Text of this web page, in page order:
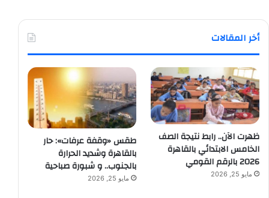
أخر المقالات
ظهرت الآن.. رابط نتيجة الصف
الخامس الابتدائي بالقاهرة
2026 بالرقم القومي
مايو 25, 2026
طقس «وقفة عرفات»: حار
بالقاهرة وشديد الحرارة
بالجنوب.. و شبورة صباحية
مايو 25, 2026